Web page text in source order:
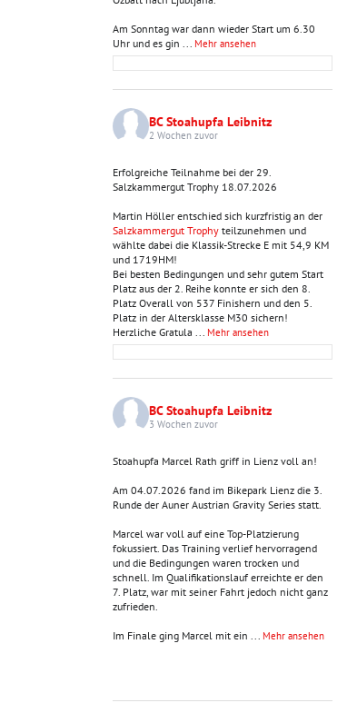
Am Sonntag war dann wieder Start um 6.30
Uhr und es gin ... Mehr ansehen
BC Stoahupfa Leibnitz
2 Wochen zuvor
Erfolgreiche Teilnahme bei der 29.
Salzkammergut Trophy 18.07.2026
Martin Höller entschied sich kurzfristig an der
Salzkammergut Trophy teilzunehmen und
wählte dabei die Klassik-Strecke E mit 54,9 KM
und 1719HM!
Bei besten Bedingungen und sehr gutem Start
Platz aus der 2. Reihe konnte er sich den 8.
Platz Overall von 537 Finishern und den 5.
Platz in der Altersklasse M30 sichern!
Herzliche Gratula ... Mehr ansehen
BC Stoahupfa Leibnitz
3 Wochen zuvor
Stoahupfa Marcel Rath griff in Lienz voll an!
Am 04.07.2026 fand im Bikepark Lienz die 3.
Runde der Auner Austrian Gravity Series statt.
Marcel war voll auf eine Top-Platzierung
fokussiert. Das Training verlief hervorragend
und die Bedingungen waren trocken und
schnell. Im Qualifikationslauf erreichte er den
7. Platz, war mit seiner Fahrt jedoch nicht ganz
zufrieden.
Im Finale ging Marcel mit ein ... Mehr ansehen